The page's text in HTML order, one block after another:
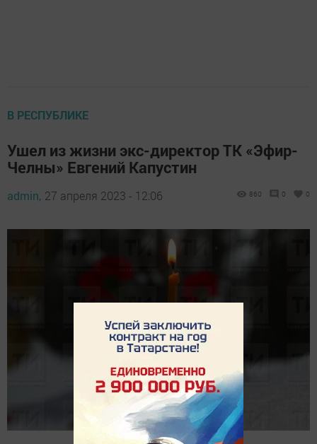
В РЕСПУБЛИКЕ
Ушел из жизни экс-директор ТК «Эфир-
Челны» Евгений Капустин
admin, 27 апреля 2023 - 12:06 860 0 0